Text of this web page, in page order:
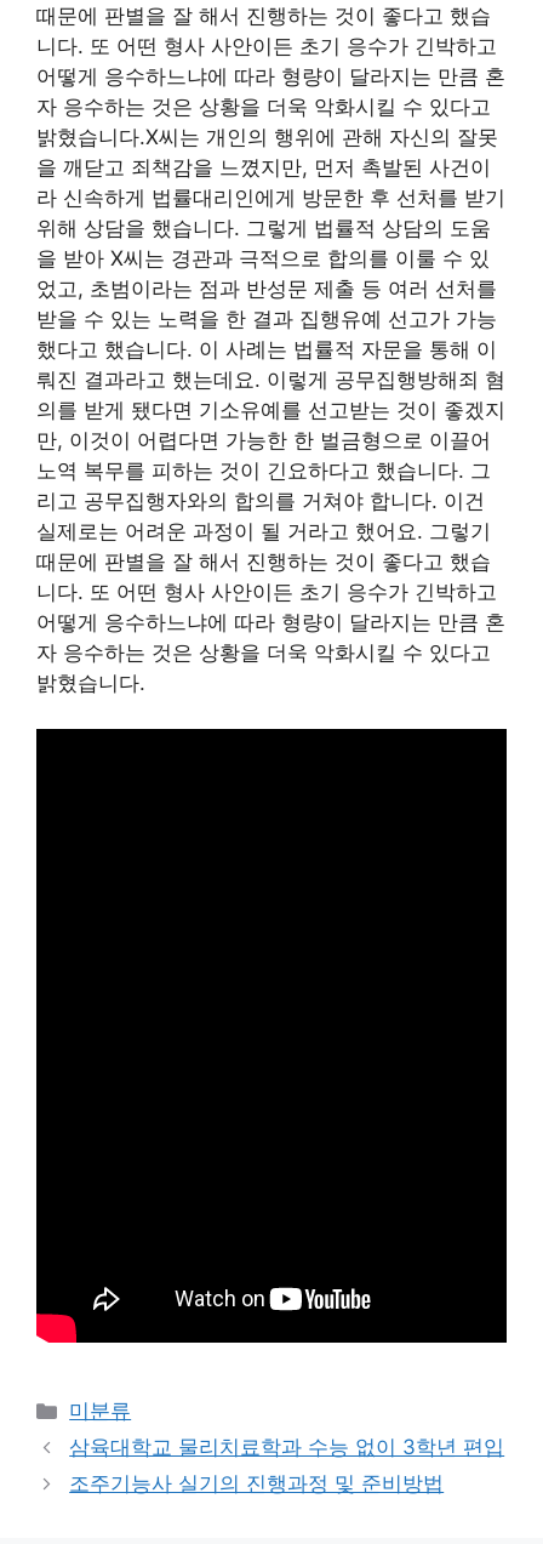
때문에 판별을 잘 해서 진행하는 것이 좋다고 했습
니다. 또 어떤 형사 사안이든 초기 응수가 긴박하고
어떻게 응수하느냐에 따라 형량이 달라지는 만큼 혼
자 응수하는 것은 상황을 더욱 악화시킬 수 있다고
밝혔습니다.X씨는 개인의 행위에 관해 자신의 잘못
을 깨닫고 죄책감을 느꼈지만, 먼저 촉발된 사건이
라 신속하게 법률대리인에게 방문한 후 선처를 받기
위해 상담을 했습니다. 그렇게 법률적 상담의 도움
을 받아 X씨는 경관과 극적으로 합의를 이룰 수 있
었고, 초범이라는 점과 반성문 제출 등 여러 선처를
받을 수 있는 노력을 한 결과 집행유예 선고가 가능
했다고 했습니다. 이 사례는 법률적 자문을 통해 이
뤄진 결과라고 했는데요. 이렇게 공무집행방해죄 혐
의를 받게 됐다면 기소유예를 선고받는 것이 좋겠지
만, 이것이 어렵다면 가능한 한 벌금형으로 이끌어
노역 복무를 피하는 것이 긴요하다고 했습니다. 그
리고 공무집행자와의 합의를 거쳐야 합니다. 이건
실제로는 어려운 과정이 될 거라고 했어요. 그렇기
때문에 판별을 잘 해서 진행하는 것이 좋다고 했습
니다. 또 어떤 형사 사안이든 초기 응수가 긴박하고
어떻게 응수하느냐에 따라 형량이 달라지는 만큼 혼
자 응수하는 것은 상황을 더욱 악화시킬 수 있다고
밝혔습니다.
Categories
미분류
삼육대학교 물리치료학과 수능 없이 3학년 편입
조주기능사 실기의 진행과정 및 준비방법